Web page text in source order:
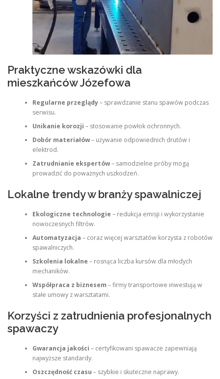
Praktyczne wskazówki dla
mieszkańców Józefowa
Regularne przeglądy– sprawdzanie stanu spawów podczas
serwisu.
Unikanie korozji – stosowanie powłok ochronnych.
Dobór materiałów– używanie odpowiednich drutów i
elektrod.
Zatrudnianie ekspertów– samodzielne próby mogą
prowadzić do poważnych uszkodzeń.
Lokalne trendy w branży spawalniczej
Ekologiczne technologie – redukcja emisji i wykorzystanie
nowoczesnych filtrów.
Automatyzacja – coraz więcej warsztatów korzysta z robotów
spawalniczych.
Szkolenia lokalne – rosnąca liczba kursów dla młodych
mechaników.
Współpraca z biznesem – firmy transportowe inwestują w
stałe umowy z warsztatami.
Korzyści z zatrudnienia profesjonalnych
spawaczy
Gwarancja jakości – certyfikowani spawacze zapewniają
najwyższe standardy.
Oszczędność czasu – szybkie i skuteczne naprawy.